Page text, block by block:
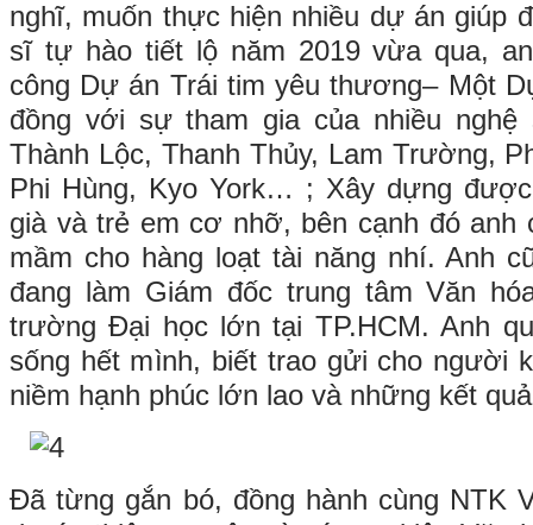
nghĩ, muốn thực hiện nhiều dự án giúp
sĩ tự hào tiết lộ năm 2019 vừa qua,
công Dự án Trái tim yêu thương– Một
đồng với sự tham gia của nhiều nghệ
Thành Lộc, Thanh Thủy, Lam Trường,
Phi Hùng, Kyo York… ; Xây dựng
già và trẻ em cơ nhỡ, bên cạnh đó anh
mầm cho hàng loạt tài năng nhí. Anh
đang làm Giám đốc trung tâm Văn
trường Đại học lớn tại TP.HCM. Anh
sống hết mình, biết trao gửi cho người
niềm hạnh phúc lớn lao và những kết
Đã từng gắn bó, đồng hành cùng NTK